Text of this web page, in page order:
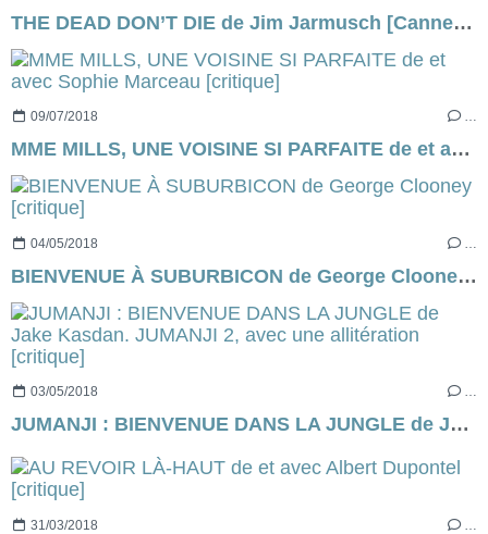
THE DEAD DON’T DIE de Jim Jarmusch [Cannes Express]
09/07/2018 …
MME MILLS, UNE VOISINE SI PARFAITE de et avec Sophie Marceau [critique]
04/05/2018 …
BIENVENUE À SUBURBICON de George Clooney [critique]
03/05/2018 …
JUMANJI : BIENVENUE DANS LA JUNGLE de Jake Kasdan. JUMANJI 2, avec une allitération [critique]
31/03/2018